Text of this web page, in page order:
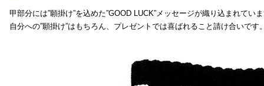
甲部分には”願掛け”を込めた”GOOD LUCK”メッセージが織り込まれてい
自分への”願掛け”はもちろん、プレゼントでは喜ばれること請け合いです